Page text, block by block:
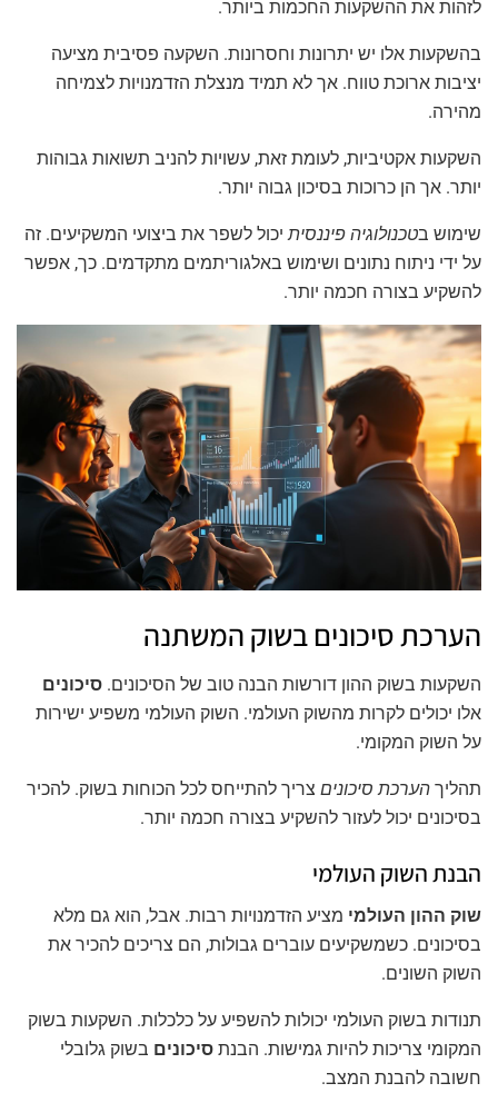
לזהות את ההשקעות החכמות ביותר.
בהשקעות אלו יש יתרונות וחסרונות. השקעה פסיבית מציעה
יציבות ארוכת טווח. אך לא תמיד מנצלת הזדמנויות לצמיחה
מהירה.
השקעות אקטיביות, לעומת זאת, עשויות להניב תשואות גבוהות
יותר. אך הן כרוכות בסיכון גבוה יותר.
שימוש בטכנולוגיה פיננסית יכול לשפר את ביצועי המשקיעים. זה
על ידי ניתוח נתונים ושימוש באלגוריתמים מתקדמים. כך, אפשר
להשקיע בצורה חכמה יותר.
הערכת סיכונים בשוק המשתנה
השקעות בשוק ההון דורשות הבנה טוב של הסיכונים. סיכונים
אלו יכולים לקרות מהשוק העולמי. השוק העולמי משפיע ישירות
על השוק המקומי.
תהליך הערכת סיכונים צריך להתייחס לכל הכוחות בשוק. להכיר
בסיכונים יכול לעזור להשקיע בצורה חכמה יותר.
הבנת השוק העולמי
שוק ההון העולמי מציע הזדמנויות רבות. אבל, הוא גם מלא
בסיכונים. כשמשקיעים עוברים גבולות, הם צריכים להכיר את
השוק השונים.
תנודות בשוק העולמי יכולות להשפיע על כלכלות. השקעות בשוק
המקומי צריכות להיות גמישות. הבנת סיכונים בשוק גלובלי
חשובה להבנת המצב.